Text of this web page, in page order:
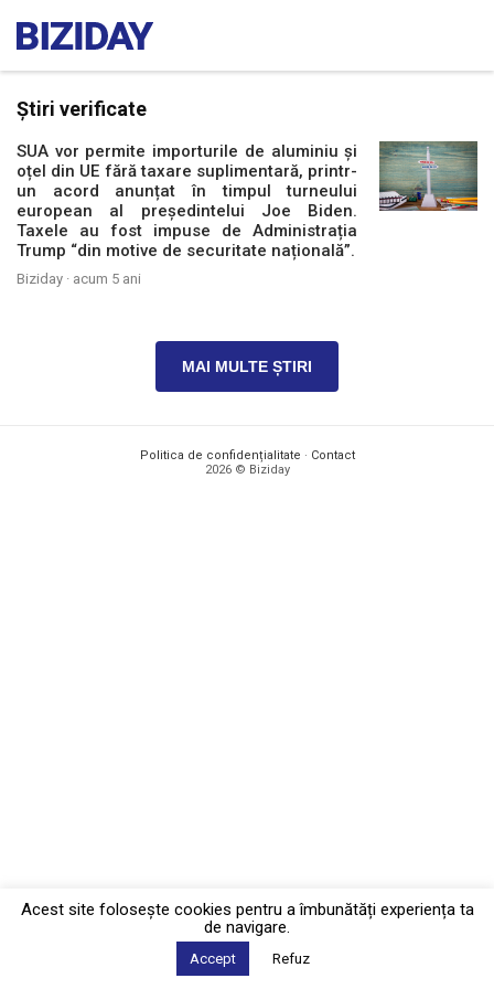
Știri verificate
SUA vor permite importurile de aluminiu și
oțel din UE fără taxare suplimentară, printr-
un acord anunțat în timpul turneului
european al președintelui Joe Biden.
Taxele au fost impuse de Administrația
Trump “din motive de securitate națională”.
Biziday · acum 5 ani
MAI MULTE ȘTIRI
Politica de confidențialitate · Contact
2026 © Biziday
Acest site foloseşte cookies pentru a îmbunătăți experiența ta
de navigare.
Accept Refuz